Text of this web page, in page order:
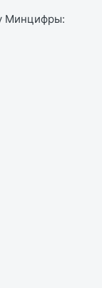
Минцифры: